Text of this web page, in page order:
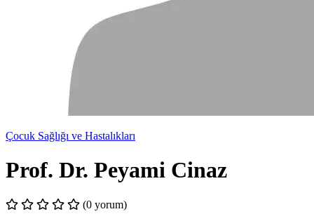
Çocuk Sağlığı ve Hastalıkları
Prof. Dr. Peyami Cinaz
(0 yorum)